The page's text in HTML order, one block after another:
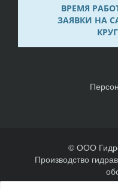
ВРЕМЯ
ЗАЯВКИ НА
© ООО
Производство